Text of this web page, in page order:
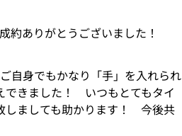
りがとうございました！
自身でもかなり「手」を入れられ
できました！ いつもとてもタイ
しましても助かります！ 今後共